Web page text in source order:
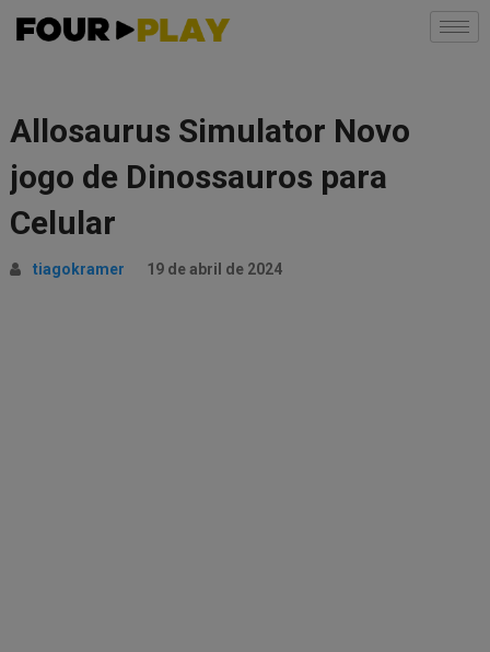
Allosaurus Simulator Novo
jogo de Dinossauros para
Celular
tiagokramer 19 de abril de 2024